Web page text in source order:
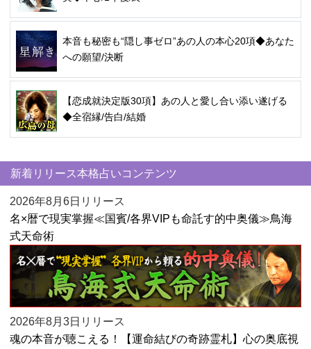
本音も秘密も“隠し事ゼロ”あの人の本心20項◆あなた
への願望/決断
【恋成就決定版30項】あの人と愛し合い添い遂げる
◆全宿縁/告白/結婚
新着リリース本格占いコンテンツ
2026年8月6日リリース
名×暦で現実掌握≪国賓/各界VIPも命託す的中奥儀≫鳥海
式天命術
2026年8月3日リリース
魂の本音が聴こえる！【運命結びの奇跡霊札】心の奥底視